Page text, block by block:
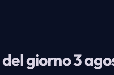
giorno 3